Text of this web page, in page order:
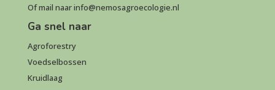
Of mail naar info@nemosagroecologie.nl
Ga snel naar
Agroforestry
Voedselbossen
Kruidlaag